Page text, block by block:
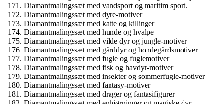
Diamantmalingssæt med vandsport og maritim sport.
Diamantmalingssæt med dyre-motiver
Diamantmalingssæt med katte og killinger
Diamantmalingssæt med hunde og hvalpe
Diamantmalingssæt med vilde dyr og jungle-motiver
Diamantmalingssæt med gårddyr og bondegårdsmotiver
Diamantmalingssæt med fugle og fuglemotiver
Diamantmalingssæt med fisk og havdyr-motiver
Diamantmalingssæt med insekter og sommerfugle-motiver
Diamantmalingssæt med fantasy-motiver
Diamantmalingssæt med drager og fantasifigurer